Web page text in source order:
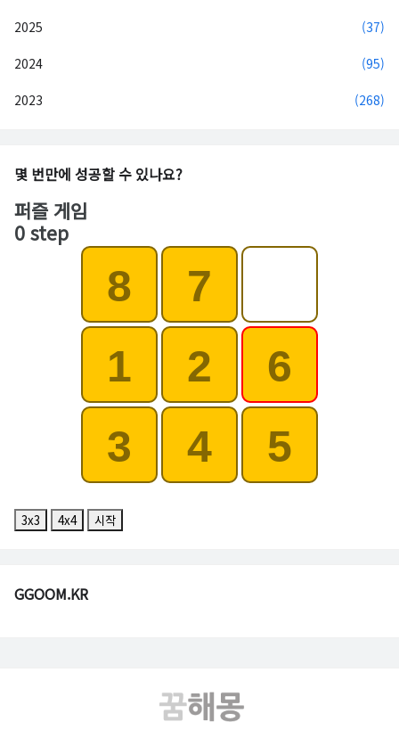
2025 (37)
2024 (95)
2023 (268)
몇 번만에 성공할 수 있나요?
퍼즐 게임
0 step
8
7
1
2
6
3
4 5
3x3 4x4 시작
GGOOM.KR